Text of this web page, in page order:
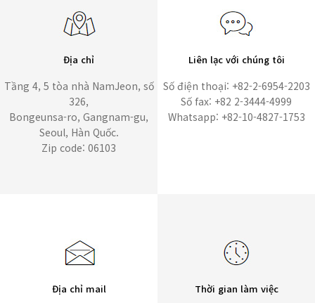
Địa chỉ
Tầng 4, 5 tòa nhà NamJeon, số
326,
Bongeunsa-ro, Gangnam-gu,
Seoul, Hàn Quốc.
Zip code: 06103
Liên lạc với chúng tôi
Số điện thoại: +82-2-6954-2203
Số fax: +82 2-3444-4999
Whatsapp: +82-10-4827-1753
Địa chỉ mail Thời gian làm việc